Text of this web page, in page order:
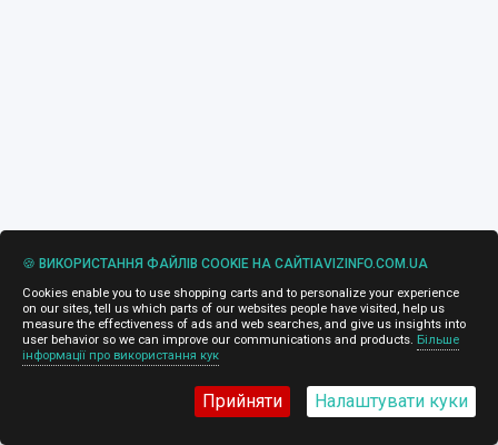
🍪 ВИКОРИСТАННЯ ФАЙЛІВ COOKIE НА САЙТІAVIZINFO.COM.UA
Cookies enable you to use shopping carts and to personalize your experience
on our sites, tell us which parts of our websites people have visited, help us
measure the effectiveness of ads and web searches, and give us insights into
user behavior so we can improve our communications and products. Більше
інформації про використання кук
Прийняти Налаштувати куки